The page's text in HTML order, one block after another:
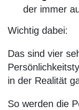
der immer
Wichtig dabei:
Das sind vier
in der Realität
So werden die